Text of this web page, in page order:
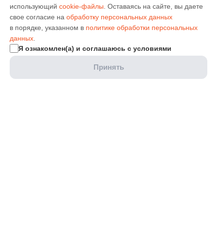
использующий cookie-файлы . Оставаясь на сайте, вы даете
свое согласие на обработку персональных данных
в порядке, указанном в политике обработки персональных
данных
Я ознакомлен(а) и соглашаюсь с условиями
Принять